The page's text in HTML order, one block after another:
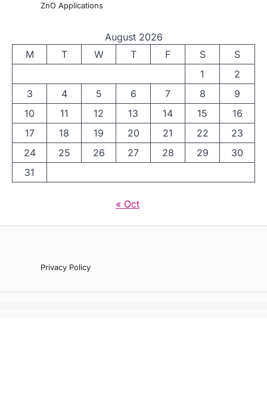
ZnO Applications
August 2026
M
T W T F S
S
1
2
3
4 5 6 7 8
9
10
11 12 13 14 15
16
17
18 19 20 21 22
23
24
25 26 27 28 29
30
31
« Oct
Privacy Policy